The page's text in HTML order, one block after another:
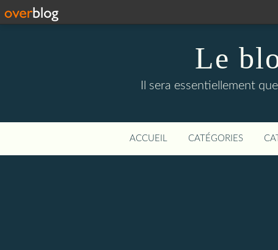
Le
Il sera essentiellement
ACCUEIL CATÉGORIES